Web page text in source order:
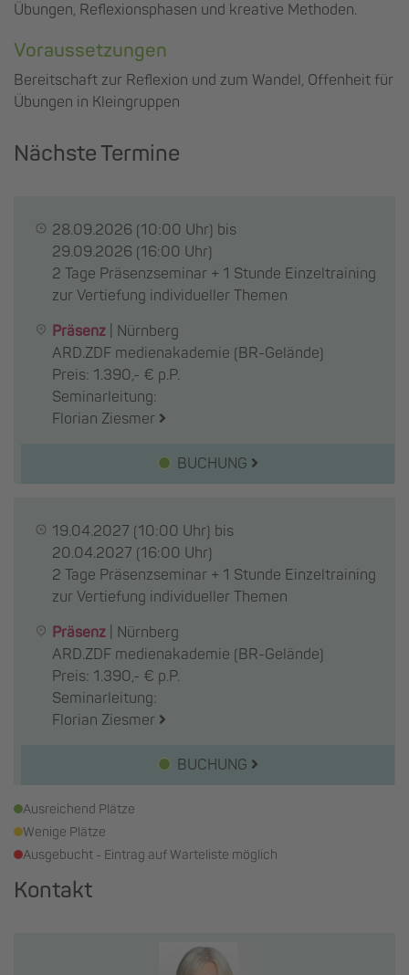
Übungen, Reflexionsphasen und kreative Methoden.
Voraussetzungen
Bereitschaft zur Reflexion und zum Wandel, Offenheit für
Übungen in Kleingruppen
Nächste Termine
28.09.2026 (10:00 Uhr) bis
29.09.2026 (16:00 Uhr)
2 Tage Präsenzseminar + 1 Stunde Einzeltraining
zur Vertiefung individueller Themen
Präsenz
Nürnberg
ARD.ZDF medienakademie (BR-Gelände)
Preis: 1.390,- € p.P.
Seminarleitung:
Florian Ziesmer
BUCHUNG
19.04.2027 (10:00 Uhr) bis
20.04.2027 (16:00 Uhr)
2 Tage Präsenzseminar + 1 Stunde Einzeltraining
zur Vertiefung individueller Themen
Präsenz
Nürnberg
ARD.ZDF medienakademie (BR-Gelände)
Preis: 1.390,- € p.P.
Seminarleitung:
Florian Ziesmer
BUCHUNG
Ausreichend Plätze
Wenige Plätze
Ausgebucht - Eintrag auf Warteliste möglich
Kontakt